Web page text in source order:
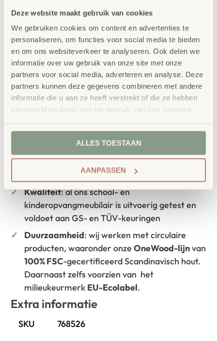
Deze website maakt gebruik van cookies
We gebruiken cookies om content en advertenties te
personaliseren, om functies voor social media te bieden
en om ons websiteverkeer te analyseren. Ook delen we
informatie over uw gebruik van onze site met onze
partners voor social media, adverteren en analyse. Deze
partners kunnen deze gegevens combineren met andere
informatie die u aan ze heeft verstrekt of die ze hebben
verzameld op basis van uw gebruik van hun services.
ALLES TOESTAAN
AANPASSEN
Concept
School Concept is de specialist in
onderwijsmeubilair. Wij geloven dat een
leeromgeving inspireert wanneer deze
aansluit bij de behoeften van kinderen én
leerkrachten.
Waarom School Concept?
Maatwerk: ieder project start vanuit uw idee
en onze ervaring
Kwaliteit: al ons school- en
kinderopvangmeubilair is uitvoerig getest en
voldoet aan GS- en TÜV-keuringen
Duurzaamheid: wij werken met circulaire
producten, waaronder onzeOneWood-lijnvan
100% FSC-gecertificeerd Scandinavisch hout.
Daarnaast zelfs voorzien van het
milieukeurmerk EU-Ecolabel.
Extra informatie
SKU 768526